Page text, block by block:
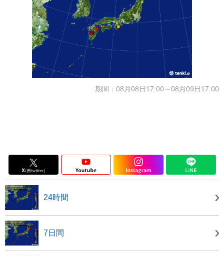
期間：08月08日17:00～08月09日17:00
24時間
7日間